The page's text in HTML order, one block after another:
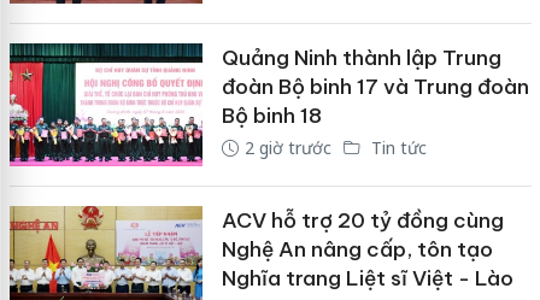
Quảng Ninh thành lập Trung
đoàn Bộ binh 17 và Trung đoàn
Bộ binh 18
2 giờ trước Tin tức
ACV hỗ trợ 20 tỷ đồng cùng
Nghệ An nâng cấp, tôn tạo
Nghĩa trang Liệt sĩ Việt - Lào